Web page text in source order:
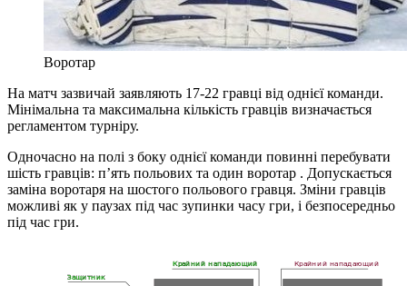
Воротар
На матч зазвичай заявляють 17-22 гравці від однієї команди.
Мінімальна та максимальна кількість гравців визначається
регламентом турніру.
Одночасно на полі з боку однієї команди повинні перебувати
шість гравців: п’ять польових та один воротар . Допускається
заміна воротаря на шостого польового гравця. Зміни гравців
можливі як у паузах під час зупинки часу гри, і безпосередньо
під час гри.